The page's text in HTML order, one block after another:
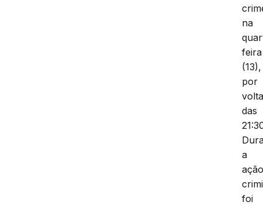
na
feira
(13),
por
das
a
foi